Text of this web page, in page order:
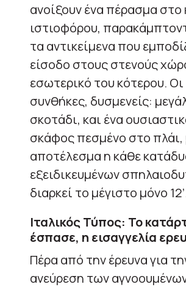
ανοίξουν ένα πέρασμα στο
ιστιοφόρου,
τα αντικείμενα που
είσοδο στους στενούς
εσωτερικό του κότερου. Οι
συνθήκες, δυσμενείς:
σκοτάδι, και ένα
σκάφος πεσμένο στο πλάι,
αποτέλεσμα η κάθε
εξειδικευμένων
διαρκεί το μέγιστο μόνο
Ιταλικός Τύπος: Το
έσπασε, η εισαγγελία
Πέρα από την έρευνα για
ανεύρεση των